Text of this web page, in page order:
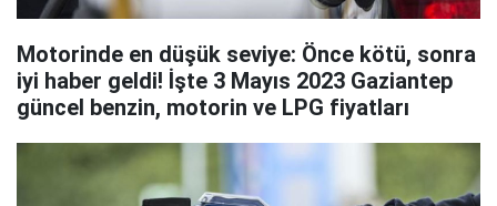
Motorinde en düşük seviye: Önce kötü, sonra
iyi haber geldi! İşte 3 Mayıs 2023 Gaziantep
güncel benzin, motorin ve LPG fiyatları